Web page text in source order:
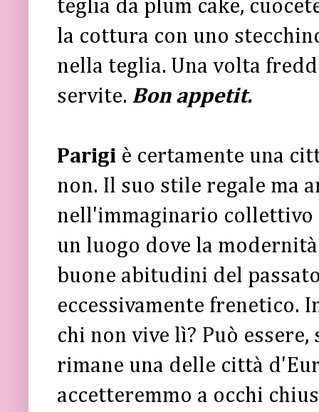
teglia da plum cake,
la cottura con uno
nella teglia. Una volta
servite. Bon appetit.
Parigi è certamente una
non. Il suo stile regale ma
nell'immaginario collettivo
un luogo dove la
buone abitudini del
eccessivamente frenetico.
chi non vive lì? Può
rimane una delle città
accetteremmo a occhi